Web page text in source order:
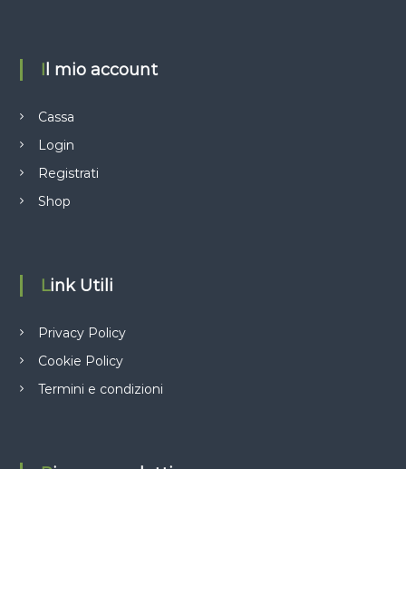
Il mio account
Cassa
Login
Registrati
Shop
Link Utili
Privacy Policy
Cookie Policy
Termini e condizioni
Ricerca prodotti